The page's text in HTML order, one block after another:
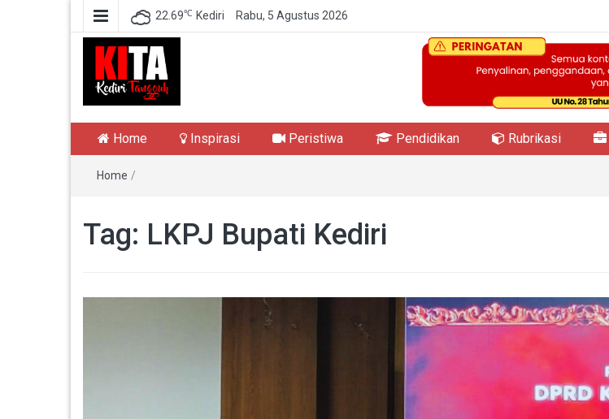
22.69℃ Kediri Rabu, 5 Agustus 2026
Kediri Tangguh
Home Inspirasi Peristiwa Pendidikan Rubrikasi
Home /
Tag: LKPJ Bupati Kediri